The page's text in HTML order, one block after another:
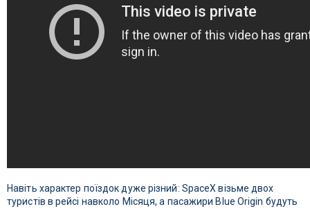
Навіть характер поїздок дуже різний: SpaceX візьме двох
туристів в рейсі навколо Місяця, а пасажири Blue Origin будуть